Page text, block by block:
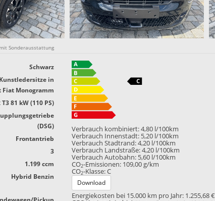
Sonderausstattung
Schwarz
Kunstledersitze in
Monogramm
81 kW (110 PS)
(DSG)
Frontantrieb
3
1.199 ccm
Hybrid Benzin
Verbrauch kombiniert: 4,80 l/100km
Verbrauch Innenstadt: 5,20 l/100km
Verbrauch Stadtrand: 4,20 l/100km
Verbrauch Landstraße: 4,20 l/100km
Verbrauch Autobahn: 5,60 l/100km
CO2-Emissionen: 109,00 g/km
CO2-Klasse: C
Download
Energiekosten bei 15.000 km pro Jahr: 1.255,68 €